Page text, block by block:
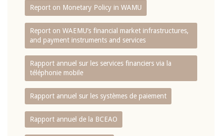
Report on Monetary Policy in WAMU
Report on WAEMU’s financial market infrastructures,
and payment instruments and services
Rapport annuel sur les services financiers via la
téléphonie mobile
Rapport annuel sur les systèmes de paiement
Rapport annuel de la BCEAO